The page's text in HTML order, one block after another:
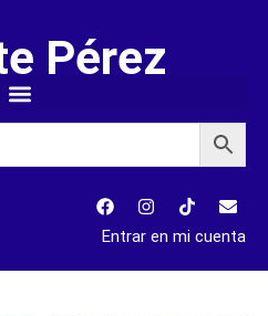
Pérez
Entrar en mi cuenta